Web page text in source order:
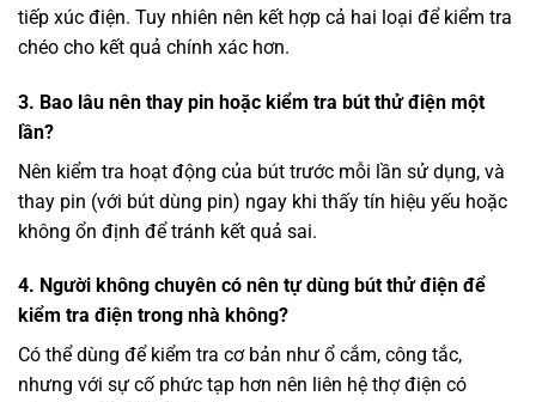
tiếp xúc điện. Tuy nhiên nên kết hợp cả hai loại để kiểm tra
chéo cho kết quả chính xác hơn.
3. Bao lâu nên thay pin hoặc kiểm tra bút thử điện một
lần?
Nên kiểm tra hoạt động của bút trước mỗi lần sử dụng, và
thay pin (với bút dùng pin) ngay khi thấy tín hiệu yếu hoặc
không ổn định để tránh kết quả sai.
4. Người không chuyên có nên tự dùng bút thử điện để
kiểm tra điện trong nhà không?
Có thể dùng để kiểm tra cơ bản như ổ cắm, công tắc,
nhưng với sự cố phức tạp hơn nên liên hệ thợ điện có